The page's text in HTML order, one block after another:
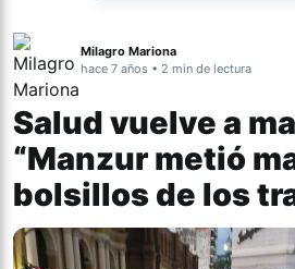
Milagro Mariona
hace 7 años • 2 min de lectura
Salud vuelve a
“Manzur metió
bolsillos de los